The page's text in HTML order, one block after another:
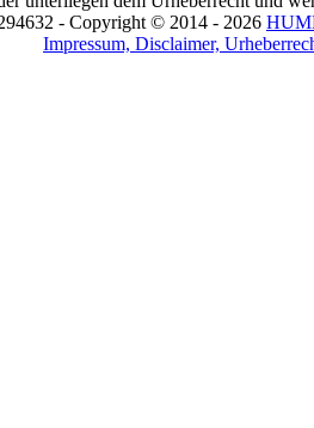
- Copyright © 2014 - 2026
Impressum, Disclaimer,